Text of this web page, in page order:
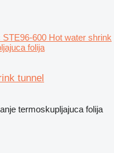
600 Hot water shrink
folija
tunnel
termoskupljajuca folija